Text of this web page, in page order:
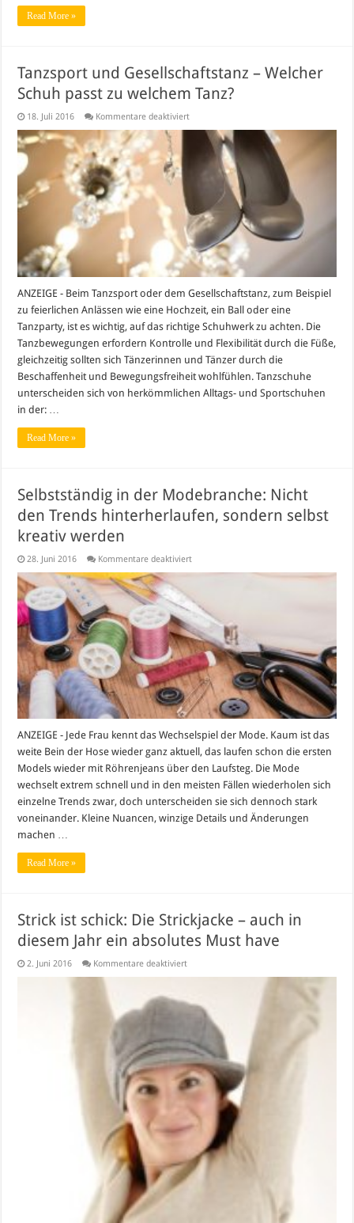
Read More »
Tanzsport und Gesellschaftstanz – Welcher
Schuh passt zu welchem Tanz?
18. Juli 2016 Kommentare deaktiviertfür
Gesellschaftstanz
Welcher
welchem
Tanz?
ANZEIGE - Beim Tanzsport oder dem Gesellschaftstanz, zum Beispiel
zu feierlichen Anlässen wie eine Hochzeit, ein Ball oder eine
Tanzparty, ist es wichtig, auf das richtige Schuhwerk zu achten. Die
Tanzbewegungen erfordern Kontrolle und Flexibilität durch die Füße,
gleichzeitig sollten sich Tänzerinnen und Tänzer durch die
Beschaffenheit und Bewegungsfreiheit wohlfühlen. Tanzschuhe
unterscheiden sich von herkömmlichen Alltags- und Sportschuhen
in der: …
Read More »
Selbstständig in der Modebranche: Nicht
den Trends hinterherlaufen, sondern selbst
kreativ werden
28. Juni 2016 Kommentare deaktiviertfür
Modebranche:
Nicht
den
Trends
hinterherlaufen,
sondern
selbst
kreativ
werden
ANZEIGE - Jede Frau kennt das Wechselspiel der Mode. Kaum ist das
weite Bein der Hose wieder ganz aktuell, das laufen schon die ersten
Models wieder mit Röhrenjeans über den Laufsteg. Die Mode
wechselt extrem schnell und in den meisten Fällen wiederholen sich
einzelne Trends zwar, doch unterscheiden sie sich dennoch stark
voneinander. Kleine Nuancen, winzige Details und Änderungen
machen …
Read More »
Strick ist schick: Die Strickjacke – auch in
diesem Jahr ein absolutes Must have
2. Juni 2016 Kommentare deaktiviertfür
Die
Strickjacke
in
diesem
Jahr
ein
absolutes